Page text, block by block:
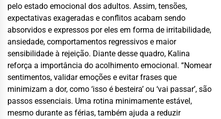
pelo estado emocional dos adultos. Assim, tensões,
expectativas exageradas e conflitos acabam sendo
absorvidos e expressos por eles em forma de irritabilidade,
ansiedade, comportamentos regressivos e maior
sensibilidade à rejeição. Diante desse quadro, Kalina
reforça a importância do acolhimento emocional. “Nomear
sentimentos, validar emoções e evitar frases que
minimizam a dor, como ‘isso é besteira’ ou ‘vai passar’, são
passos essenciais. Uma rotina minimamente estável,
mesmo durante as férias, também ajuda a reduzir